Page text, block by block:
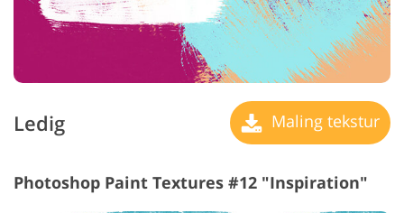
Ledig Maling tekstur
Photoshop Paint Textures #12 "Inspiration"